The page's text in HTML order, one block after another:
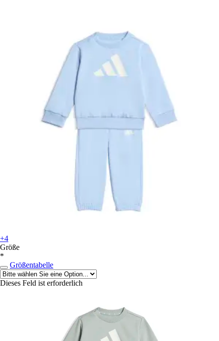
+4
Größe
*
Größentabelle
Dieses Feld ist erforderlich